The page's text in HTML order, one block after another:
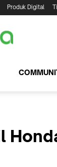
Produk Digital